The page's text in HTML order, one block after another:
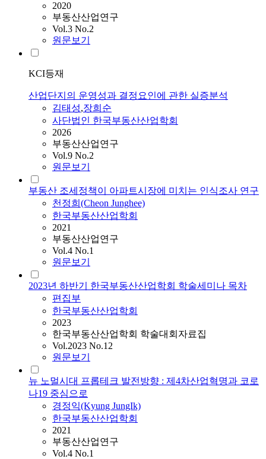
2020
부동산산업연구
Vol.3 No.2
원문보기
KCI등재
산업단지의 운영성과 결정요인에 관한 실증분석
김태성,장희순
사단법인 한국부동산산업학회
2026
부동산산업연구
Vol.9 No.2
원문보기
부동산 조세정책이 아파트시장에 미치는 인식조사 연구
천정희(Cheon Junghee)
한국부동산산업학회
2021
부동산산업연구
Vol.4 No.1
원문보기
2023년 하반기 한국부동산산업학회 학술세미나 목차
편집부
한국부동산산업학회
2023
한국부동산산업학회 학술대회자료집
Vol.2023 No.12
원문보기
뉴 노멀시대 프롭테크 발전방향 : 제4차산업혁명과 코로
나19 중심으로
경정익(Kyung JungIk)
한국부동산산업학회
2021
부동산산업연구
Vol.4 No.1